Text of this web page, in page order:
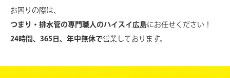
お困りの際は、
つまり・排水管の専門職人のハイスイ広島にお任せください！
24時間、365日、年中無休で営業しております。